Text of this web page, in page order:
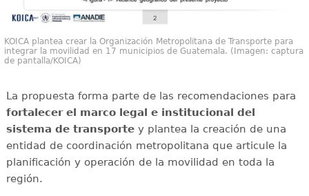
KOICA plantea crear la Organización Metropolitana de Transporte para
integrar la movilidad en 17 municipios de Guatemala. (Imagen: captura
de pantalla/KOICA)
La propuesta forma parte de las recomendaciones para
fortalecer el marco legal e institucional del
sistema de transportey plantea la creación de una
entidad de coordinación metropolitana que articule la
planificación y operación de la movilidad en toda la
región.